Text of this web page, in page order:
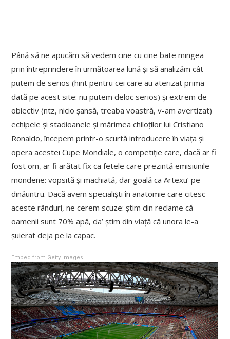
Până să ne apucăm să vedem cine cu cine bate mingea
prin întreprindere în următoarea lună și să analizăm cât
putem de serios (hint pentru cei care au aterizat prima
dată pe acest site: nu putem deloc serios) și extrem de
obiectiv (ntz, nicio șansă, treaba voastră, v-am avertizat)
echipele și stadioanele și mărimea chiloților lui Cristiano
Ronaldo, începem printr-o scurtă introducere în viața și
opera acestei Cupe Mondiale, o competiție care, dacă ar fi
fost om, ar fi arătat fix ca fetele care prezintă emisiunile
mondene: vopsită și machiată, dar goală ca Artexu’ pe
dinăuntru. Dacă avem specialiști în anatomie care citesc
aceste rânduri, ne cerem scuze: știm din reclame că
oamenii sunt 70% apă, da’ știm din viață că unora le-a
șuierat deja pe la capac.
Embed from Getty Images